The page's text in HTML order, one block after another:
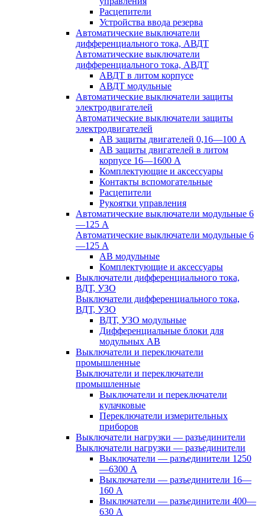
Расцепители
Устройства ввода резерва
Автоматические выключатели
дифференциального тока, АВДТ
Автоматические выключатели
дифференциального тока, АВДТ
АВДТ в литом корпусе
АВДТ модульные
Автоматические выключатели защиты
электродвигателей
Автоматические выключатели защиты
электродвигателей
АВ защиты двигателей 0,16—100 А
АВ защиты двигателей в литом
корпусе 16—1600 А
Комплектующие и аксессуары
Контакты вспомогательные
Расцепители
Рукоятки управления
Автоматические выключатели модульные 6
—125 А
Автоматические выключатели модульные 6
—125 А
АВ модульные
Комплектующие и аксессуары
Выключатели дифференциального тока,
ВДТ, УЗО
Выключатели дифференциального тока,
ВДТ, УЗО
ВДТ, УЗО модульные
Дифференциальные блоки для
модульных АВ
Выключатели и переключатели
промышленные
Выключатели и переключатели
промышленные
Выключатели и переключатели
кулачковые
Переключатели измерительных
приборов
Выключатели нагрузки — разъединители
Выключатели нагрузки — разъединители
Выключатели — разъединители 1250
—6300 А
Выключатели — разъединители 16—
160 А
Выключатели — разъединители 400—
630 А